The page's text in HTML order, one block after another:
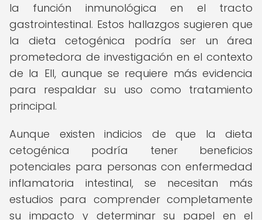
la función inmunológica en el tracto
gastrointestinal. Estos hallazgos sugieren que
la dieta cetogénica podría ser un área
prometedora de investigación en el contexto
de la EII, aunque se requiere más evidencia
para respaldar su uso como tratamiento
principal.
Aunque existen indicios de que la dieta
cetogénica podría tener beneficios
potenciales para personas con enfermedad
inflamatoria intestinal, se necesitan más
estudios para comprender completamente
su impacto y determinar su papel en el